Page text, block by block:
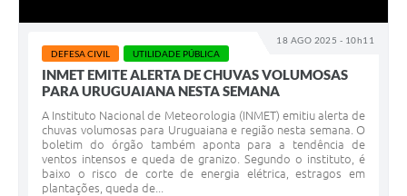
18 AGO 2025 - 10h11
DEFESA CIVIL UTILIDADE PÚBLICA
INMET EMITE ALERTA DE CHUVAS VOLUMOSAS
PARA URUGUAIANA NESTA SEMANA
A Instituto Nacional de Meteorologia (INMET) emitiu alerta de
chuvas volumosas para Uruguaiana e região nesta semana. O
boletim do órgão também aponta para a tendência de
ventos intensos e queda de granizo. Segundo o instituto, é
baixo o risco de corte de energia elétrica, estragos em
plantações, queda de...